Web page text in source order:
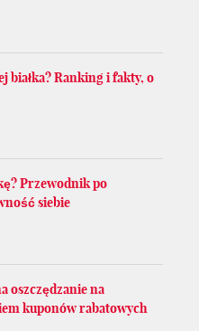
białka? Ranking i fakty, o
Przewodnik po
siebie
oszczędzanie na
kuponów rabatowych